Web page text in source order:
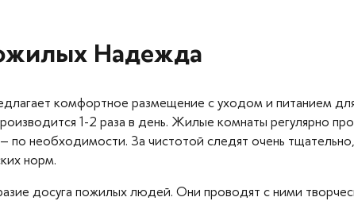
Надежда
комфортное размещение с уходом и питанием
1-2 раза в день. Жилые комнаты регулярно
необходимости. За чистотой следят очень тщательно,
норм.
досуга пожилых людей. Они проводят с ними